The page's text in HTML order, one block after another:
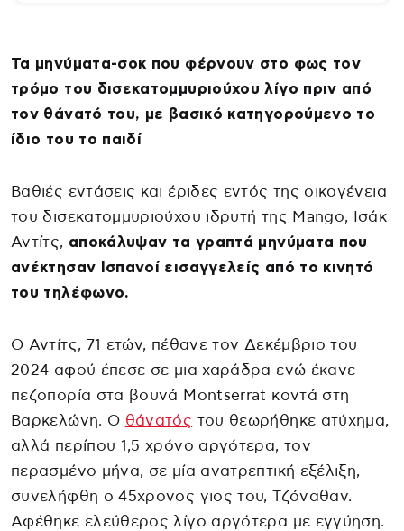
Τα μηνύματα-σοκ που φέρνουν στο φως τον
τρόμο του δισεκατομμυριούχου λίγο πριν από
τον θάνατό του, με βασικό κατηγορούμενο το
ίδιο του το παιδί
Βαθιές εντάσεις και έριδες εντός της οικογένεια
του δισεκατομμυριούχου ιδρυτή της Mango, Ισάκ
Αντίτς, αποκάλυψαν τα γραπτά μηνύματα που
ανέκτησαν Ισπανοί εισαγγελείς από το κινητό
του τηλέφωνο.
Ο Αντίτς, 71 ετών, πέθανε τον Δεκέμβριο του
2024 αφού έπεσε σε μια χαράδρα ενώ έκανε
πεζοπορία στα βουνά Montserrat κοντά στη
Βαρκελώνη. Ο θάνατός του θεωρήθηκε ατύχημα,
αλλά περίπου 1,5 χρόνο αργότερα, τον
περασμένο μήνα, σε μία ανατρεπτική εξέλιξη,
συνελήφθη ο 45χρονος γιος του, Τζόναθαν.
Αφέθηκε ελεύθερος λίγο αργότερα με εγγύηση.